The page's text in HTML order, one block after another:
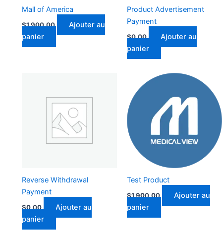
Mall of America
$1,900.00
Ajouter au
panier
Product Advertisement
Payment
$0.00
Ajouter au
panier
Reverse Withdrawal
Payment
$0.00
Ajouter au
panier
Test Product
$1,900.00
Ajouter au
panier